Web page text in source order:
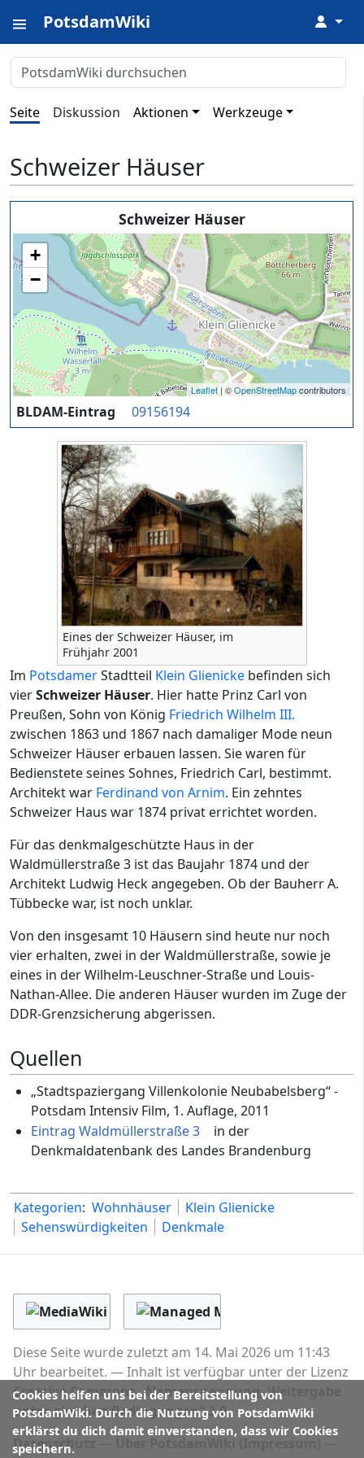
PotsdamWiki ↓
Seite Diskussion Aktionen Werkzeuge
Schweizer Häuser
Schweizer Häuser
+
−
Leaflet| ©OpenStreetMapcontributors
BLDAM-Eintrag 09156194
Eines der Schweizer Häuser, im
Frühjahr 2001
Im PotsdamerStadtteil Klein Glienicke befinden sich
vierSchweizer Häuser. Hier hatte Prinz Carl von
Preußen, Sohn von König Friedrich Wilhelm III.
zwischen 1863 und 1867 nach damaliger Mode neun
Schweizer Häuser erbauen lassen. Sie waren für
Bedienstete seines Sohnes, Friedrich Carl, bestimmt.
Architekt war Ferdinand von Arnim. Ein zehntes
Schweizer Haus war 1874 privat errichtet worden.
Für das denkmalgeschützte Haus in der
Waldmüllerstraße 3 ist das Baujahr 1874 und der
Architekt Ludwig Heck angegeben. Ob der Bauherr A.
Tübbecke war, ist noch unklar.
Von den insgesamt 10 Häusern sind heute nur noch
vier erhalten, zwei in der Waldmüllerstraße, sowie je
eines in der Wilhelm-Leuschner-Straße und Louis-
Nathan-Allee. Die anderen Häuser wurden im Zuge der
DDR-Grenzsicherung abgerissen.
Quellen
„Stadtspaziergang Villenkolonie Neubabelsberg“ -
Potsdam Intensiv Film, 1. Auflage, 2011
Eintrag Waldmüllerstraße 3
in der
Denkmaldatenbank des Landes Brandenburg
Kategorien: Wohnhäuser
Klein Glienicke
Sehenswürdigkeiten
Denkmale
Cookies helfen uns bei der Bereitstellung von
PotsdamWiki. Durch die Nutzung von PotsdamWiki
erklärst du dich damit einverstanden, dass wir Cookies
speichern.
Diese Seite wurde zuletzt am 14. Mai 2026 um 11:43
Uhr bearbeitet.
Inhalt ist verfügbar unter der Lizenz
Creative Commons „Namensnennung, Weitergabe
unter gleichen Bedingungen“ 3.0.
Datenschutz